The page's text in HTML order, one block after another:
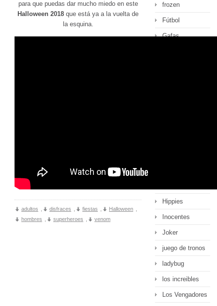
para que puedas dar mucho miedo en este
Halloween 2018 que está ya a la vuelta de
la esquina.
adultos , disfraces , fiestas , Halloween ,
hombres , superheroes , venom
frozen
Fútbol
Gafas
Hippies
Inocentes
Joker
juego de tronos
ladybug
los increibles
Los Vengadores